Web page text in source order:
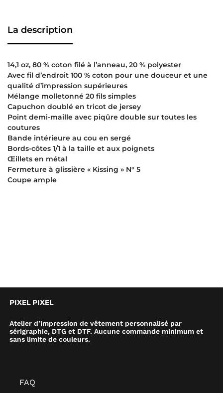
La description
14,1 oz, 80 % coton filé à l’anneau, 20 % polyester
Avec fil d’endroit 100 % coton pour une douceur et une
qualité d’impression supérieures
Mélange molletonné 20 fils simples
Capuchon doublé en tricot de jersey
Point demi-maille avec piqûre double sur toutes les
coutures
Bande intérieure au cou en sergé
Bords-côtes 1/1 à la taille et aux poignets
Œillets en métal
Fermeture à glissière « Kissing » N° 5
Coupe ample
PIXEL PIXEL
Atelier d’impression de vêtement personnalisé par
sérigraphie, DTG et DTF. Aucune commande minimum et
sans limite de couleurs.
FAQ